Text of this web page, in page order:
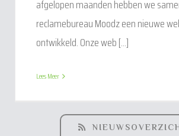
afgelopen maanden hebben we
reclamebureau Moodz een nieuwe
ontwikkeld. Onze web [...]
Lees Meer